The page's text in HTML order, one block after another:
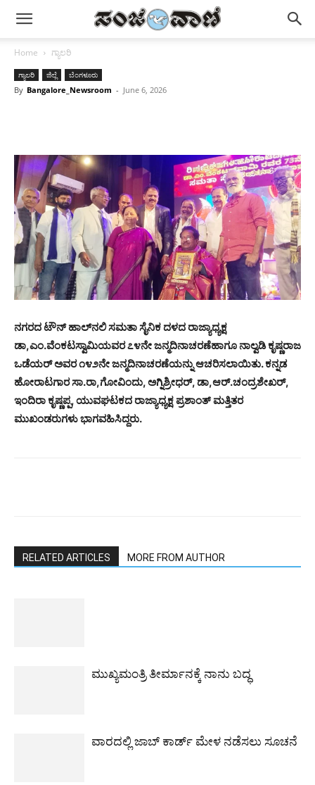
Home ಗ್ಯಾಲರಿ
ಗ್ಯಾಲರಿ ಜಿಲ್ಲೆ ಬೆಂಗಳೂರು
By Bangalore_Newsroom - June 6, 2026
ನಗರದ ಟೌನ್ ಹಾಲ್‌ನಲಿ ಸಮತಾ ಸೈನಿಕ ದಳದ ರಾಜ್ಯಾಧ್ಯಕ್ಷ
ಡಾ,ಎಂ.ವೆಂಕಟಸ್ವಾಮಿಯವರ ೭೪ನೇ ಜನ್ಮದಿನಾಚರಣೆಹಾಗೂ ನಾಲ್ವಡಿ ಕೃಷ್ಣರಾಜ
ಒಡೆಯರ್ ಅವರ ೧೪೨ನೇ ಜನ್ಮದಿನಾಚರಣೆಯನ್ನು ಆಚರಿಸಲಾಯಿತು. ಕನ್ನಡ
ಹೋರಾಟಗಾರ ಸಾ.ರಾ,ಗೋವಿಂದು, ಅಗ್ನಿಶ್ರೀಧರ್, ಡಾ,ಆರ್.ಚಂದ್ರಶೇಖರ್,
ಇಂದಿರಾ ಕೃಷ್ಣಪ್ಪ, ಯುವಘಟಕದ ರಾಜ್ಯಾಧ್ಯಕ್ಷ ಪ್ರಶಾಂತ್ ಮತ್ತಿತರ
ಮುಖಂಡರುಗಳು ಭಾಗವಹಿಸಿದ್ದರು.
RELATED ARTICLES MORE FROM AUTHOR
ಮುಖ್ಯಮಂತ್ರಿ ತೀರ್ಮಾನಕ್ಕೆ ನಾನು ಬದ್ಧ
ವಾರದಲ್ಲಿ ಜಾಬ್ ಕಾರ್ಡ್ ಮೇಳ ನಡೆಸಲು ಸೂಚನೆ